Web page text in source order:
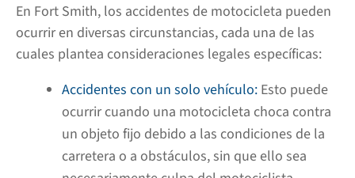
En Fort Smith, los accidentes de motocicleta pueden
ocurrir en diversas circunstancias, cada una de las
cuales plantea consideraciones legales específicas:
Accidentes con un solo vehículo: Esto puede
ocurrir cuando una motocicleta choca contra
un objeto fijo debido a las condiciones de la
carretera o a obstáculos, sin que ello sea